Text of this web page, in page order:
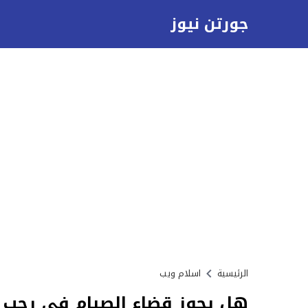
جورتن نيوز
الرئيسية اسلام ويب